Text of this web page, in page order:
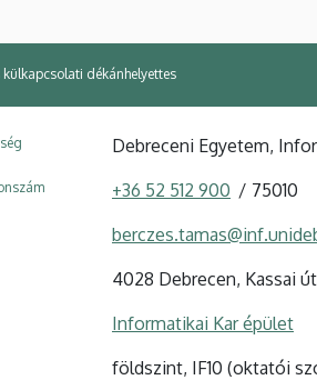
dékánhelyettes
Debreceni Egyetem,
+36 52 512 900 75010
4028 Debrecen, Kassai
Informatikai Kar épület
földszint, IF10 (oktatói